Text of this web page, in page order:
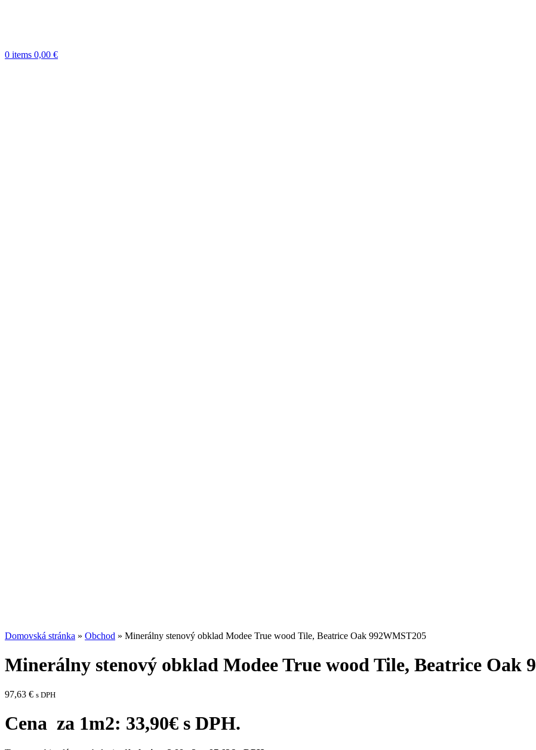
0 items 0,00 €
Domovská stránka » Obchod » Minerálny stenový obklad Modee True wood Tile, Beatrice Oak 992WMST205
Minerálny stenový obklad Modee True wood Tile, Beatrice Oak
97,63 € s DPH
Cena za 1m2: 33,90€ s DPH.